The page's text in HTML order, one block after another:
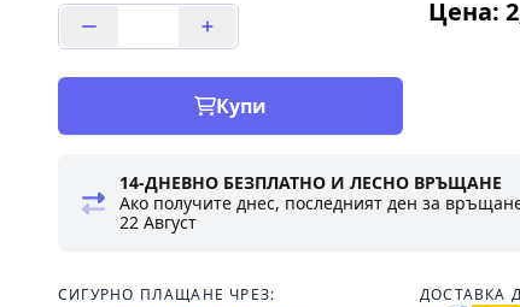
Цена:
Купи
14-ДНЕВНО БЕЗПЛАТНО И ЛЕСНО ВРЪЩАНЕ
Ако получите днес, последният ден за
22 Август
СИГУРНО ПЛАЩАНЕ ЧРЕЗ: ДОСТАВКА